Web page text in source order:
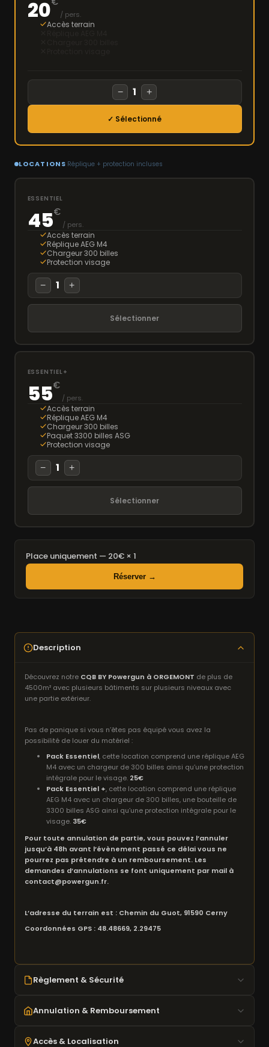
20 / pers.
Accès terrain
− 1 +
✓ Sélectionné
LOCATIONS Réplique + protection incluses
ESSENTIEL
45€
/ pers.
Accès terrain
Réplique AEG M4
Chargeur 300 billes
Protection visage
− 1 +
Sélectionner
ESSENTIEL+
55€
/ pers.
Accès terrain
Réplique AEG M4
Chargeur 300 billes
Paquet 3300 billes ASG
Protection visage
− 1 +
Sélectionner
Place uniquement — 20€ × 1
Réserver →
Description
Découvrez notre CQB BY Powergun à ORGEMONT de plus de
4500m² avec plusieurs bâtiments sur plusieurs niveaux avec
une partie extérieur.
Pas de panique si vous n’êtes pas équipé vous avez la
possibilité de louer du matériel :
Pack Essentiel, cette location comprend une réplique AEG
M4 avec un chargeur de 300 billes ainsi qu’une protection
intégrale pour le visage. 25€
Pack Essentiel +, cette location comprend une réplique
AEG M4 avec un chargeur de 300 billes, une bouteille de
3300 billes ASG ainsi qu’une protection intégrale pour le
visage. 35€
Pour toute annulation de partie, vous pouvez l’annuler
jusqu’à 48h avant l’évènement passé ce délai vous ne
pourrez pas prétendre à un remboursement. Les
demandes d’annulations se font uniquement par mail à
contact@powergun.fr.
L’adresse du terrain est : Chemin du Guot, 91590 Cerny
Coordonnées GPS : 48.48669, 2.29475
Règlement & Sécurité
18 ans minimum requis
Tir uniquement en zone autorisée
Annulation & Remboursement
Annulation possiblejusqu'à 48h avant
Accès & Localisation